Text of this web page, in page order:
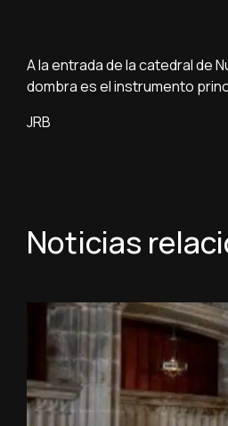
A la entrada de la catedral de
dombra es el instrumento
JRB
Noticias